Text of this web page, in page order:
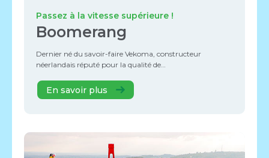
Passez à la vitesse supérieure !
Boomerang
Dernier né du savoir-faire Vekoma, constructeur
néerlandais réputé pour la qualité de…
En savoir plus